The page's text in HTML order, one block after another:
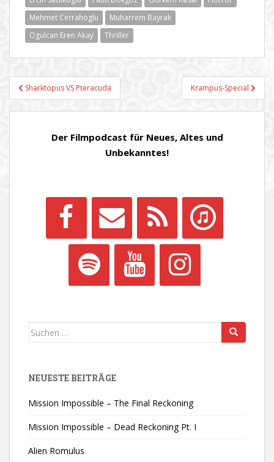
Mehmet Cerrahoglu
Muharrem Bayrak
Ogulcan Eren Akay
Thriller
Beitragsnavigation
Sharktopus VS Pteracuda Krampus-Special
Der Filmpodcast für Neues, Altes und
Unbekanntes!
Suchen
NEUESTE BEITRÄGE
Mission Impossible – The Final Reckoning
Mission Impossible – Dead Reckoning Pt. I
Alien Romulus